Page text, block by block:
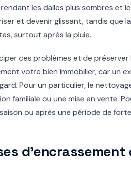
les dalles plus sombres et
et devenir glissant, tandis que
surtout après la pluie.
ces problèmes et de
votre bien immobilier, car un
Pour un particulier, le
familiale ou une mise en vente.
ou après une période de
d’encrassement